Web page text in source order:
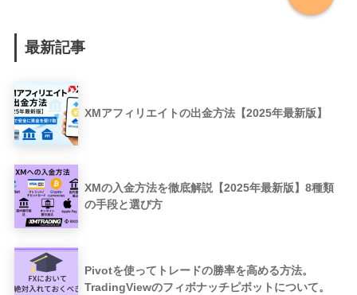
最新記事
XMアフィリエイトの出金方法【2025年最新版】
XMの入金方法を徹底解説【2025年最新版】8種類
の手段と選び方
Pivotを使ってトレードの勝率を高める方法。
TradingViewのフィボナッチピボットについて。